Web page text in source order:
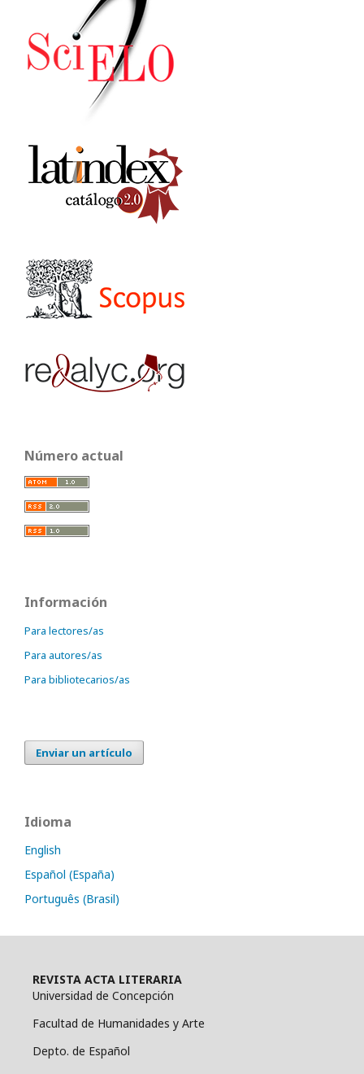
Número actual
Información
Para lectores/as
Para autores/as
Para bibliotecarios/as
Enviar un artículo
Idioma
English
Español (España)
Português (Brasil)
REVISTA ACTA LITERARIA
Universidad de Concepción
Facultad de Humanidades y Arte
Depto. de Español